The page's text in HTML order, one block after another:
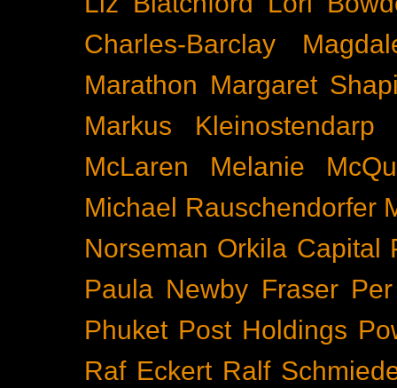
Charles-Barclay
Marathon Margaret
Markus Kleinostendarp
McLaren
Melanie
Michael Rauschendorfer
Norseman Orkila Capital
Paula Newby Fraser
Phuket Post Holdings
Raf Eckert Ralf